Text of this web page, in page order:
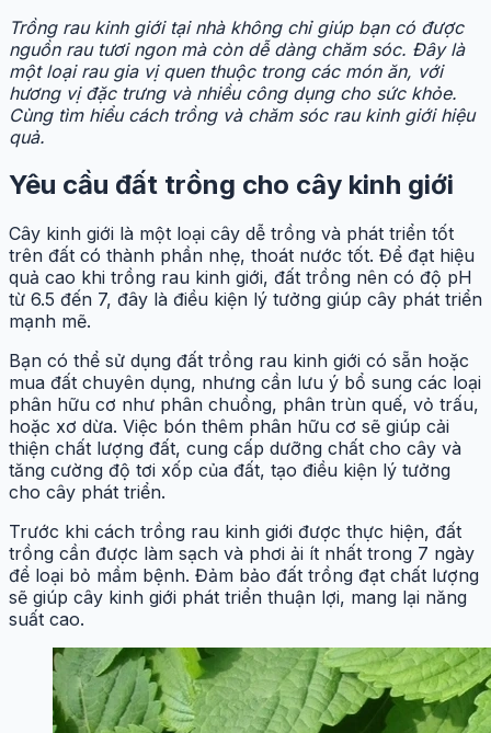
Trồng rau kinh giới tại nhà không chỉ giúp bạn có được
nguồn rau tươi ngon mà còn dễ dàng chăm sóc. Đây là
một loại rau gia vị quen thuộc trong các món ăn, với
hương vị đặc trưng và nhiều công dụng cho sức khỏe.
Cùng tìm hiểu cách trồng và chăm sóc rau kinh giới hiệu
quả.
Yêu cầu đất trồng cho cây kinh giới
Cây kinh giới là một loại cây dễ trồng và phát triển tốt
trên đất có thành phần nhẹ, thoát nước tốt. Để đạt hiệu
quả cao khi trồng rau kinh giới, đất trồng nên có độ pH
từ 6.5 đến 7, đây là điều kiện lý tưởng giúp cây phát triển
mạnh mẽ.
Bạn có thể sử dụng đất trồng rau kinh giới có sẵn hoặc
mua đất chuyên dụng, nhưng cần lưu ý bổ sung các loại
phân hữu cơ như phân chuồng, phân trùn quế, vỏ trấu,
hoặc xơ dừa. Việc bón thêm phân hữu cơ sẽ giúp cải
thiện chất lượng đất, cung cấp dưỡng chất cho cây và
tăng cường độ tơi xốp của đất, tạo điều kiện lý tưởng
cho cây phát triển.
Trước khi cách trồng rau kinh giới được thực hiện, đất
trồng cần được làm sạch và phơi ải ít nhất trong 7 ngày
để loại bỏ mầm bệnh. Đảm bảo đất trồng đạt chất lượng
sẽ giúp cây kinh giới phát triển thuận lợi, mang lại năng
suất cao.